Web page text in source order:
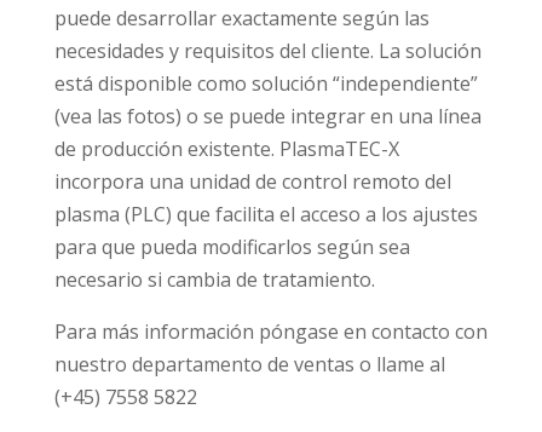
puede desarrollar exactamente según las
necesidades y requisitos del cliente. La solución
está disponible como solución “independiente”
(vea las fotos) o se puede integrar en una línea
de producción existente. PlasmaTEC-X
incorpora una unidad de control remoto del
plasma (PLC) que facilita el acceso a los ajustes
para que pueda modificarlos según sea
necesario si cambia de tratamiento.
Para más información póngase en contacto con
nuestro departamento de ventas o llame al
(+45) 7558 5822